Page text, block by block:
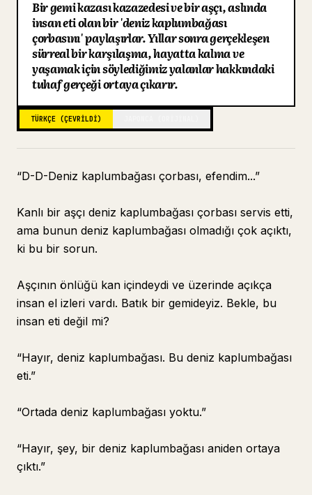
Blog
Güncellemeler
Bir gemi kazası kazazedesi ve bir aşçı, aslında
insan eti olan bir 'deniz kaplumbağası
çorbasını' paylaşırlar. Yıllar sonra gerçekleşen
sürreal bir karşılaşma, hayatta kalma ve
yaşamak için söylediğimiz yalanlar hakkındaki
tuhaf gerçeği ortaya çıkarır.
TÜRKÇE (ÇEVRILDI)
“D-D-Deniz kaplumbağası çorbası, efendim...”
Kanlı bir aşçı deniz kaplumbağası çorbası servis etti,
ama bunun deniz kaplumbağası olmadığı çok açıktı,
ki bu bir sorun.
Aşçının önlüğü kan içindeydi ve üzerinde açıkça
insan el izleri vardı. Batık bir gemideyiz. Bekle, bu
insan eti değil mi?
“Hayır, deniz kaplumbağası. Bu deniz kaplumbağası
eti.”
“Ortada deniz kaplumbağası yoktu.”
“Hayır, şey, bir deniz kaplumbağası aniden ortaya
çıktı.”